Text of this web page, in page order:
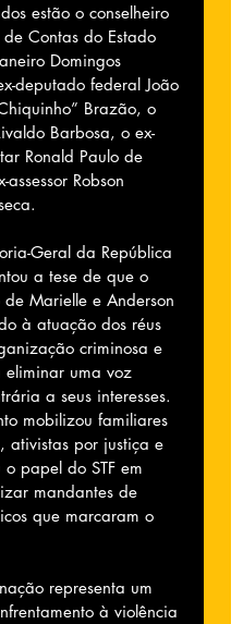
estão o conselheiro
Contas do Estado
Domingos
deputado federal João
Brazão, o
Barbosa, o ex-
Ronald Paulo de
assessor Robson
Geral da República
a tese de que o
de Marielle e Anderson
à atuação dos réus
criminosa e
eliminar uma voz
a seus interesses.
mobilizou familiares
ativistas por justiça e
o papel do STF em
mandantes de
que marcaram o
representa um
à violência